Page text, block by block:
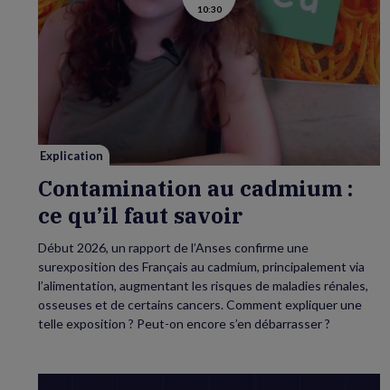
la
vidéo
au
cadmium :
ce
10:30
Explication
Contamination au cadmium :
ce qu’il faut savoir
Début 2026, un rapport de l’Anses confirme une
surexposition des Français au cadmium, principalement via
l’alimentation, augmentant les risques de maladies rénales,
osseuses et de certains cancers. Comment expliquer une
telle exposition ? Peut-on encore s’en débarrasser ?